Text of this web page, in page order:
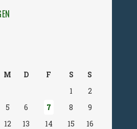
M D F S
S
1
2
5 6 7 8
9
12 13 14 15
16